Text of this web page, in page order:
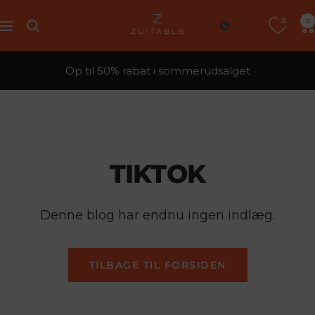
til
Navigation
Zuitable 0 0
Op til 50% rabat i sommerudsalget
TIKTOK
Denne blog har endnu ingen indlæg.
TILBAGE TIL FORSIDEN